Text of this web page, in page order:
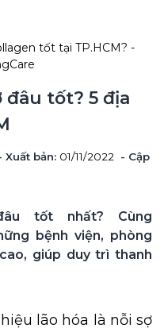
tốt tại TP.HCM? -
đâu tốt? 5 địa
Xuất bản: 01/11/2022 - Cập
tốt nhất? Cùng
bệnh viện, phòng
giúp duy trì thanh
lão hóa là nỗi sợ